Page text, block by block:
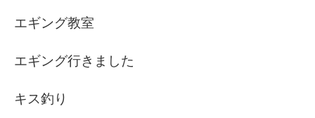
エギング教室
エギング行きました
キス釣り